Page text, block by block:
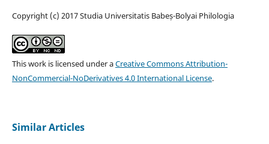
Copyright (c) 2017 Studia Universitatis Babeș-Bolyai Philologia
This work is licensed under aCreative Commons Attribution-
NonCommercial-NoDerivatives 4.0 International License.
Similar Articles